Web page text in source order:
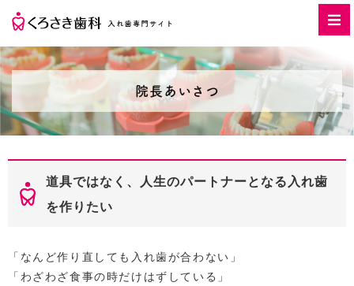
院長あいさつ
道具ではなく、人生のパートナーとなる入れ歯
を作りたい
「なんど作り直しても入れ歯が合わない」
「わざわざ食事の時だけはずしている」